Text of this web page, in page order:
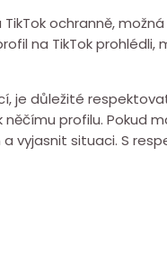
ochranně,
na TikTok
je důležité
profilu. Pokud
vyjasnit situaci. S